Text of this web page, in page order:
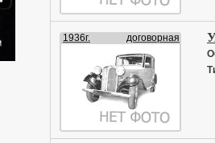
1936г. договорная